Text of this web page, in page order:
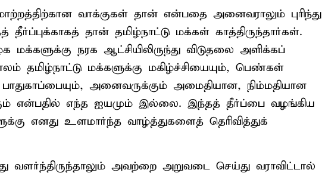
வாக்குகள் தான் என்பதை அனைவராலும் புரிந்து
தீர்ப்புக்காகத் தான் தமிழ்நாட்டு மக்கள் காத்திருந்தார்கள்.
மக்களுக்கு நரக ஆட்சியிலிருந்து விடுதலை அளிக்கப்
தமிழ்நாட்டு மக்களுக்கு மகிழ்ச்சியையும், பெண்கள்
பாதுகாப்பையும், அனைவருக்கும் அமைதியான, நிம்மதியான
என்பதில் எந்த ஐயமும் இல்லை. இந்தத் தீர்ப்பை வழங்கிய
எனது உளமார்ந்த வாழ்த்துகளைத் தெரிவித்துக்
வளர்ந்திருந்தாலும் அவற்றை அறுவடை செய்து வராவிட்டால்